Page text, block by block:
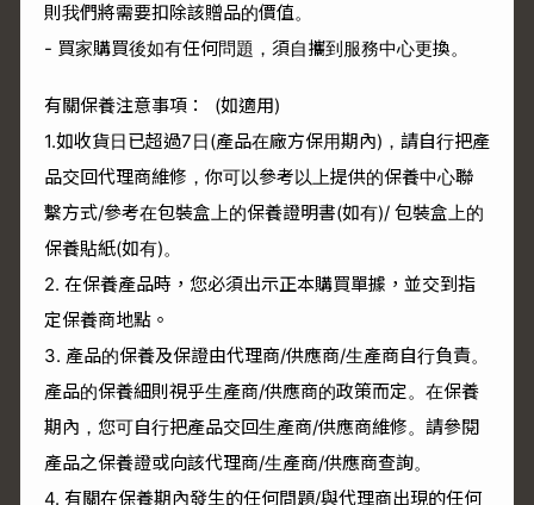
則我們將需要扣除該贈品的價值。
- 買家購買後如有任何問題，須自攜到服務中心更換。
有關保養注意事項： (如適用)
1.如收貨日已超過7日(產品在廠方保用期內)，請自行把產
品交回代理商維修，你可以參考以上提供的保養中心聯
繫方式/參考在包裝盒上的保養證明書(如有)/ 包裝盒上的
保養貼紙(如有)。
2. 在保養產品時，您必須出示正本購買單據，並交到指
定保養商地點。
3. 產品的保養及保證由代理商/供應商/生產商自行負責。
產品的保養細則視乎生產商/供應商的政策而定。在保養
期內，您可自行把產品交回生產商/供應商維修。請參閱
產品之保養證或向該代理商/生產商/供應商查詢。
4. 有關在保養期內發生的任何問題/與代理商出現的任何